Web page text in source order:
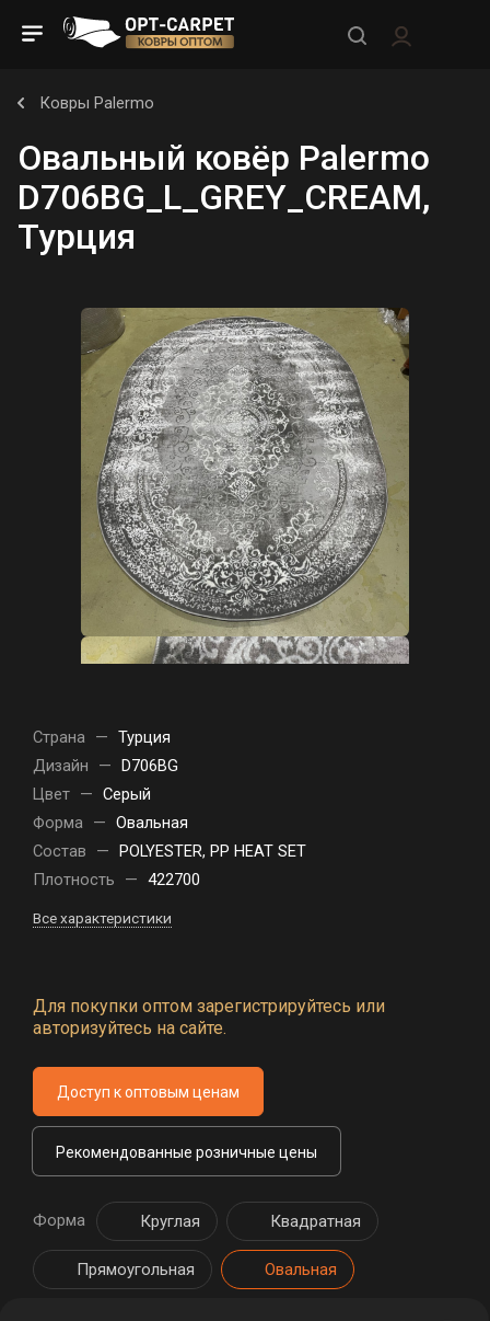
Ковры Palermo
Овальный ковёр Palermo
D706BG_L_GREY_CREAM,
Турция
Страна — Турция
Дизайн
— D706BG
Цвет — Серый
Форма — Овальная
Состав
— POLYESTER, PP HEAT SET
Плотность
— 422700
Все характеристики
Для покупки оптом зарегистрируйтесь или
авторизуйтесь на сайте.
Доступ к оптовым ценам
Рекомендованные розничные цены
Форма Круглая Квадратная
Прямоугольная Овальная